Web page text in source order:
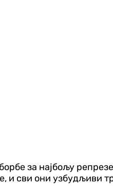
за најбољу
и сви они узбудљиви